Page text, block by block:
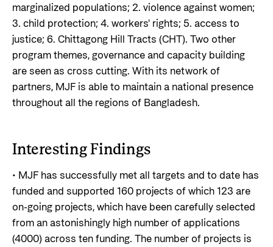
marginalized populations; 2. violence against women;
3. child protection; 4. workers' rights; 5. access to
justice; 6. Chittagong Hill Tracts (CHT). Two other
program themes, governance and capacity building
are seen as cross cutting. With its network of
partners, MJF is able to maintain a national presence
throughout all the regions of Bangladesh.
Interesting Findings
• MJF has successfully met all targets and to date has
funded and supported 160 projects of which 123 are
on-going projects, which have been carefully selected
from an astonishingly high number of applications
(4000) across ten funding. The number of projects is